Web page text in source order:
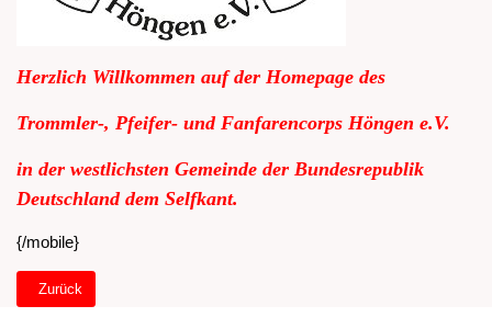
Herzlich Willkommen auf der Homepage des
Trommler-, Pfeifer- und Fanfarencorps Höngen e.V.
in der westlichsten Gemeinde der Bundesrepublik
Deutschland dem Selfkant.
{/mobile}
Vorheriger Beitrag: Willkommen Startseite Tablet
Zurück